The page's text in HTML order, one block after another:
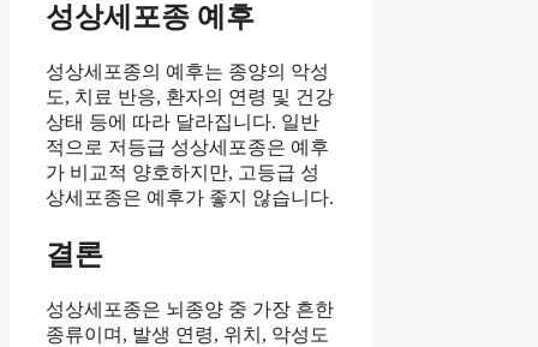
성상세포종 예후
성상세포종의 예후는 종양의 악성
도, 치료 반응, 환자의 연령 및 건강
상태 등에 따라 달라집니다. 일반
적으로 저등급 성상세포종은 예후
가 비교적 양호하지만, 고등급 성
상세포종은 예후가 좋지 않습니다.
결론
성상세포종은 뇌종양 중 가장 흔한
종류이며, 발생 연령, 위치, 악성도